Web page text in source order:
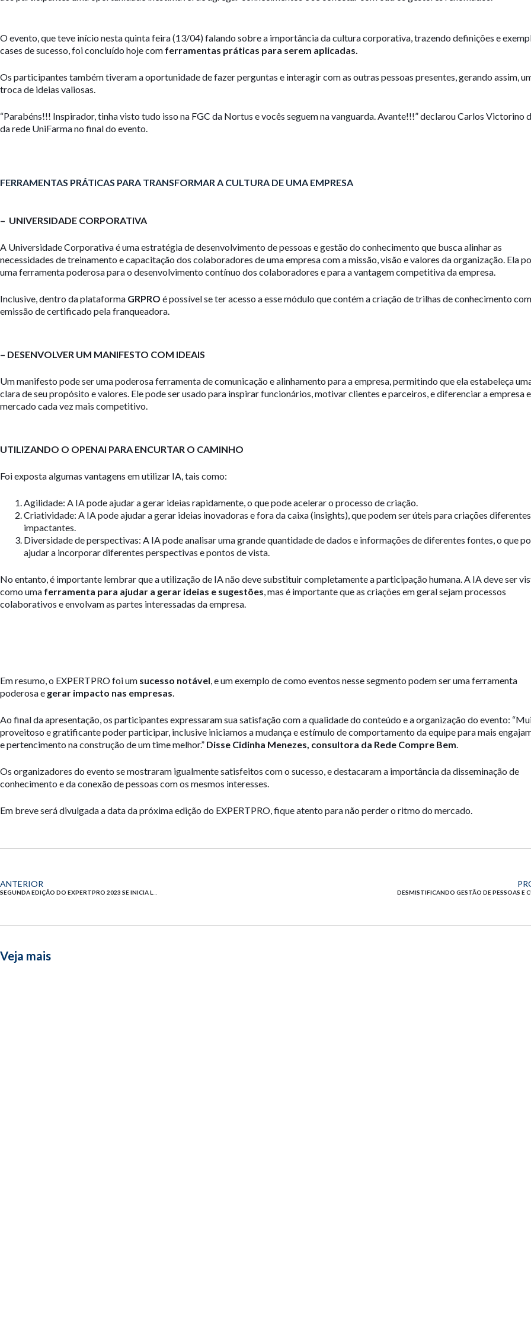
O evento, que teve início nesta quinta feira (13/04) falando sobre a importância da cultura corporativa, trazendo definições e
cases de sucesso, foi concluído hoje com ferramentas práticas para serem aplicadas.
Os participantes também tiveram a oportunidade de fazer perguntas e interagir com as outras pessoas presentes, gerando assim,
troca de ideias valiosas.
“Parabéns!!! Inspirador, tinha visto tudo isso na FGC da Nortus e vocês seguem na vanguarda. Avante!!!” declarou Carlos Victorino
da rede UniFarma no final do evento.
FERRAMENTAS PRÁTICAS PARA TRANSFORMAR A CULTURA DE UMA EMPRESA
– UNIVERSIDADE CORPORATIVA
A Universidade Corporativa é uma estratégia de desenvolvimento de pessoas e gestão do conhecimento que busca alinhar as
necessidades de treinamento e capacitação dos colaboradores de uma empresa com a missão, visão e valores da organização. Ela
uma ferramenta poderosa para o desenvolvimento contínuo dos colaboradores e para a vantagem competitiva da empresa.
Inclusive, dentro da plataforma GRPRO é possível se ter acesso a esse módulo que contém a criação de trilhas de conhecimento com
emissão de certificado pela franqueadora.
– DESENVOLVER UM MANIFESTO COM IDEAIS
Um manifesto pode ser uma poderosa ferramenta de comunicação e alinhamento para a empresa, permitindo que ela estabeleça
clara de seu propósito e valores. Ele pode ser usado para inspirar funcionários, motivar clientes e parceiros, e diferenciar a empresa
mercado cada vez mais competitivo.
UTILIZANDO O OPENAI PARA ENCURTAR O CAMINHO
Foi exposta algumas vantagens em utilizar IA, tais como:
Agilidade: A IA pode ajudar a gerar ideias rapidamente, o que pode acelerar o processo de criação.
Criatividade: A IA pode ajudar a gerar ideias inovadoras e fora da caixa (insights), que podem ser úteis para criações
impactantes.
Diversidade de perspectivas: A IA pode analisar uma grande quantidade de dados e informações de diferentes fontes, o que
ajudar a incorporar diferentes perspectivas e pontos de vista.
No entanto, é importante lembrar que a utilização de IA não deve substituir completamente a participação humana. A IA deve ser
como uma ferramenta para ajudar a gerar ideias e sugestões , mas é importante que as criações em geral sejam processos
colaborativos e envolvam as partes interessadas da empresa.
Em resumo, o EXPERTPRO foi um sucesso notável , e um exemplo de como eventos nesse segmento podem ser uma ferramenta
poderosa e gerar impacto nas empresas
Ao final da apresentação, os participantes expressaram sua satisfação com a qualidade do conteúdo e a organização do evento:
proveitoso e gratificante poder participar, inclusive iniciamos a mudança e estímulo de comportamento da equipe para mais
e pertencimento na construção de um time melhor.” Disse Cidinha Menezes, consultora da Rede Compre Bem
Os organizadores do evento se mostraram igualmente satisfeitos com o sucesso, e destacaram a importância da disseminação de
conhecimento e da conexão de pessoas com os mesmos interesses.
Em breve será divulgada a data da próxima edição do EXPERTPRO, fique atento para não perder o ritmo do mercado.
ANTERIOR
Veja mais